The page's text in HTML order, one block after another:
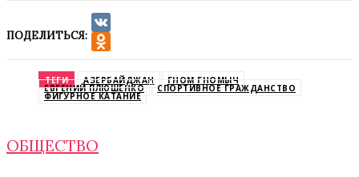
ПОДЕЛИТЬСЯ:
VK
ТЕГИ АЗЕРБАЙДЖАН ГНОМ ГНОМЫЧ
ЕВГЕНИЙ ПЛЮШЕНКО СПОРТИВНОЕ ГРАЖДАНСТВО
ФИГУРНОЕ КАТАНИЕ
ОБЩЕСТВО